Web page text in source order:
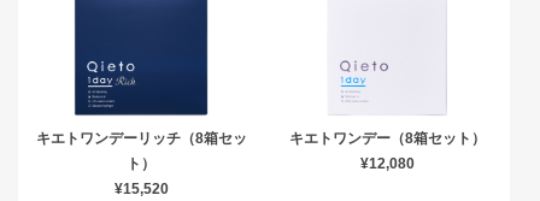
キエトワンデーリッチ（8箱セッ
ト）
¥15,520
キエトワンデー（8箱セット）
¥12,080